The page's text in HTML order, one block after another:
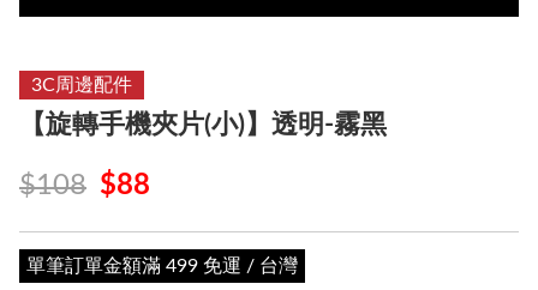
3C周邊配件
【旋轉手機夾片(小)】透明-霧黑
$108 $88
單筆訂單金額滿 499 免運 / 台灣